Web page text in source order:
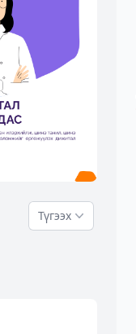
Түгээх